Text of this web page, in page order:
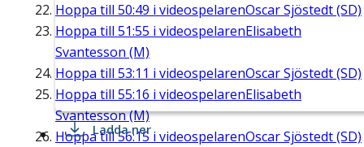
Hoppa till 50:49 i videospelarenOscar Sjöstedt (SD)
Hoppa till 51:55 i videospelarenElisabeth
Svantesson (M)
Hoppa till 53:11 i videospelarenOscar Sjöstedt (SD)
Hoppa till 55:16 i videospelarenElisabeth
Svantesson (M)
Hoppa till56:15 i videospelarenOscar Sjöstedt (SD)
Ladda ner